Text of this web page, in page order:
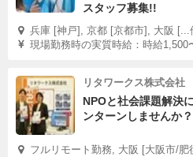
スタッフ募集!!
兵庫 [神戸], 京都 [京都市], 大阪 [...
現場勤務時の実質時給：時給1,500
リタワークス株式会社
NPOと社会課題解決
ンターンしませんか？
フルリモート勤務, 大阪 [大阪市/肥